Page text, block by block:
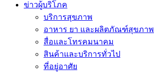
ข่าวผู้บริโภค
บริการสุขภาพ
อาหาร ยา และผลิตภัณฑ์สุขภาพ
สื่อและโทรคมนาคม
สินค้าและบริการทั่วไป
ที่อยู่อาศัย